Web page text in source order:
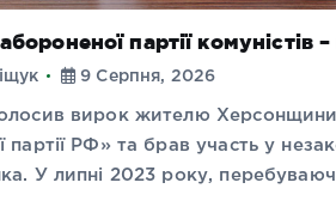
партії
9 Серпня, 2026
вирок жителю
партії РФ» та брав участь у
У липні 2023 року,